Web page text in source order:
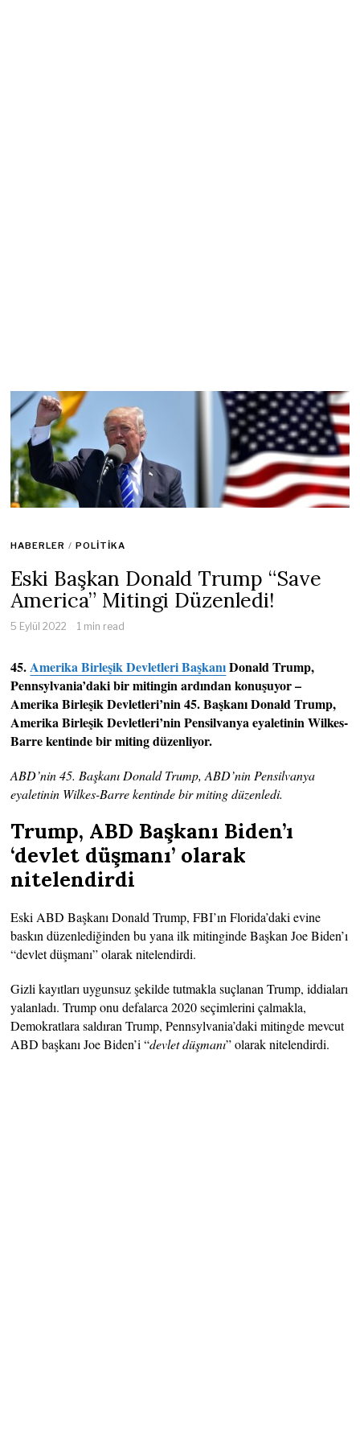
HABERLER / POLITIKA
Eski Başkan Donald Trump “Save
America” Mitingi Düzenledi!
5 Eylül 2022 1 min read
45. Amerika Birleşik Devletleri BaşkanıDonald Trump,
Pennsylvania’daki bir mitingin ardından konuşuyor –
Amerika Birleşik Devletleri’nin 45. Başkanı Donald Trump,
Amerika Birleşik Devletleri’nin Pensilvanya eyaletinin Wilkes-
Barre kentinde bir miting düzenliyor.
ABD’nin 45. Başkanı Donald Trump, ABD’nin Pensilvanya
eyaletinin Wilkes-Barre kentinde bir miting düzenledi.
Trump, ABD Başkanı Biden’ı
‘devlet düşmanı’ olarak
nitelendirdi
Eski ABD Başkanı Donald Trump, FBI’ın Florida’daki evine
baskın düzenlediğinden bu yana ilk mitinginde Başkan Joe Biden’ı
“devlet düşmanı” olarak nitelendirdi.
Gizli kayıtları uygunsuz şekilde tutmakla suçlanan Trump, iddiaları
yalanladı. Trump onu defalarca 2020 seçimlerini çalmakla,
Demokratlara saldıran Trump, Pennsylvania’daki mitingde mevcut
ABD başkanı Joe Biden’i “devlet düşmanı” olarak nitelendirdi.